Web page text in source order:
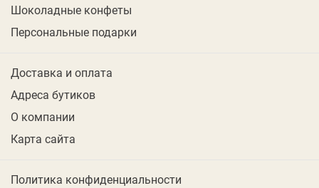
Шоколадные конфеты
Персональные подарки
Доставка и оплата
Адреса бутиков
О компании
Карта сайта
Политика конфиденциальности